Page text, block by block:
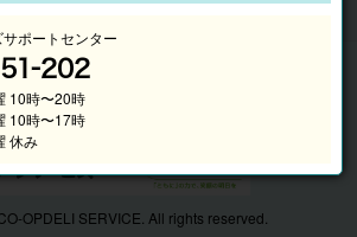
OPDELI SERVICE. All rights reserved.
ポートセンター
10時〜20時
10時〜17時
休み